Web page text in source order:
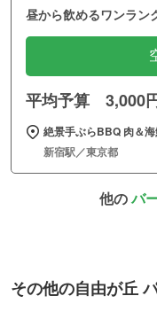
昼から飲めるワンラン
平均予算 3,000
絶景手ぶらBBQ 肉＆
新宿駅／東京都
他のバ
その他の自由が丘